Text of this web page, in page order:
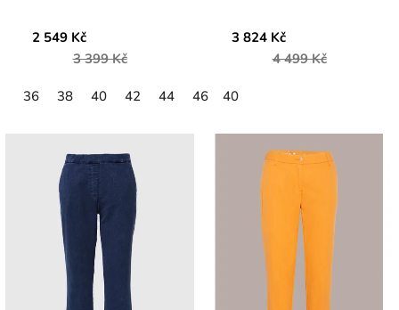
2 549 Kč
3 399 Kč
36 38 40 42 44 46
3 824 Kč
4 499 Kč
40